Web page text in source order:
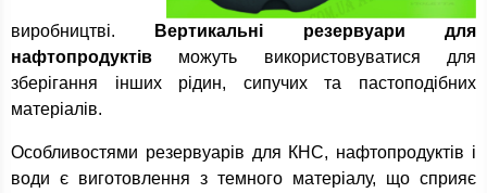
виробництві.
Вертикальні резервуари для
нафтопродуктів можуть використовуватися для
зберігання інших рідин, сипучих та пастоподібних
матеріалів.
Особливостями резервуарів для КНС, нафтопродуктів і
води є виготовлення з темного матеріалу, що сприяє